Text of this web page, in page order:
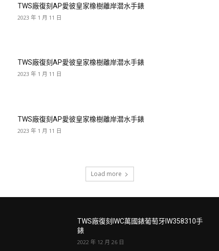
TWS廠復刻AP愛彼皇家橡樹離岸潜水手錶
2023 年 1 月 11 日
TWS廠復刻AP愛彼皇家橡樹離岸潜水手錶
2023 年 1 月 11 日
TWS廠復刻AP愛彼皇家橡樹離岸潜水手錶
2023 年 1 月 11 日
Load more
TWS廠復刻IWC萬國錶葡萄牙IW358310手
錶
2022 年 12 月 26 日